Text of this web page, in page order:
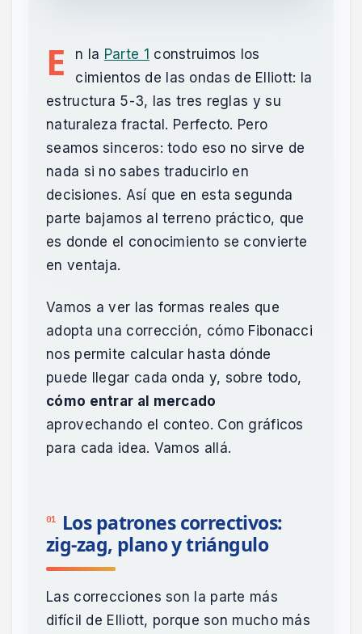
E n la Parte 1 construimos los
cimientos de las ondas de Elliott: la
estructura 5-3, las tres reglas y su
naturaleza fractal. Perfecto. Pero
seamos sinceros: todo eso no sirve de
nada si no sabes traducirlo en
decisiones. Así que en esta segunda
parte bajamos al terreno práctico, que
es donde el conocimiento se convierte
en ventaja.
Vamos a ver las formas reales que
adopta una corrección, cómo Fibonacci
nos permite calcular hasta dónde
puede llegar cada onda y, sobre todo,
cómo entrar al mercado
aprovechando el conteo. Con gráficos
para cada idea. Vamos allá.
01
Los patrones correctivos:
zig-zag, plano y triángulo
Las correcciones son la parte más
difícil de Elliott, porque son mucho más